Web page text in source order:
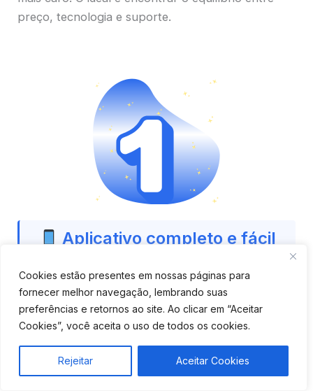
Cookies estão presentes em nossas páginas para
fornecer melhor navegação, lembrando suas
preferências e retornos ao site. Ao clicar em “Aceitar
Cookies”, você aceita o uso de todos os cookies.
Rejeitar Aceitar Cookies
preço, tecnologia e suporte.
Aplicativo completo e fácil
Verifique se o app é moderno, tem boa avaliação e
oferece funções como bloqueio remoto, cercas